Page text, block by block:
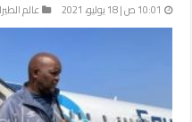
10:01 ص | 18 يوليو، 2021 عالم